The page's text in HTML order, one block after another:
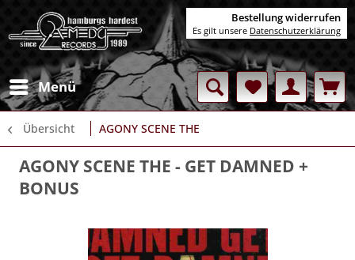
Menü
Übersicht AGONY SCENE THE
AGONY SCENE THE - GET DAMNED +
BONUS
Bestellung widerrufen
Es gilt unsere Datenschutzerklärung